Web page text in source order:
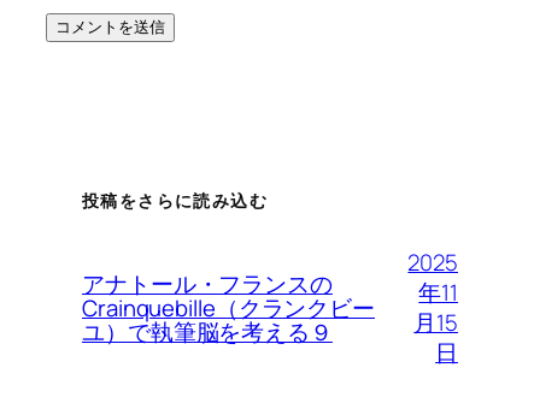
投稿をさらに読み込む
アナトール・フランスの
Crainquebille（クランクビー
ユ）で執筆脳を考える９
2025
年11
月15
日